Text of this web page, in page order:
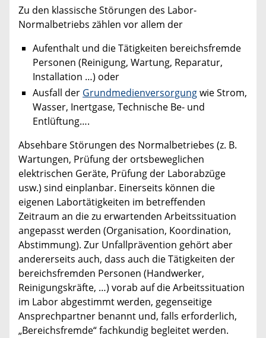
Zu den klassische Störungen des Labor-
Normalbetriebs zählen vor allem der
Aufenthalt und die Tätigkeiten bereichsfremde
Personen (Reinigung, Wartung, Reparatur,
Installation …) oder
Ausfall der Grundmedienversorgungwie Strom,
Wasser, Inertgase, Technische Be- und
Entlüftung….
Absehbare Störungen des Normalbetriebes (z. B.
Wartungen, Prüfung der ortsbeweglichen
elektrischen Geräte, Prüfung der Laborabzüge
usw.) sind einplanbar. Einerseits können die
eigenen Labortätigkeiten im betreffenden
Zeitraum an die zu erwartenden Arbeitssituation
angepasst werden (Organisation, Koordination,
Abstimmung). Zur Unfallprävention gehört aber
andererseits auch, dass auch die Tätigkeiten der
bereichsfremden Personen (Handwerker,
Reinigungskräfte, …) vorab auf die Arbeitssituation
im Labor abgestimmt werden, gegenseitige
Ansprechpartner benannt und, falls erforderlich,
„Bereichsfremde“ fachkundig begleitet werden.